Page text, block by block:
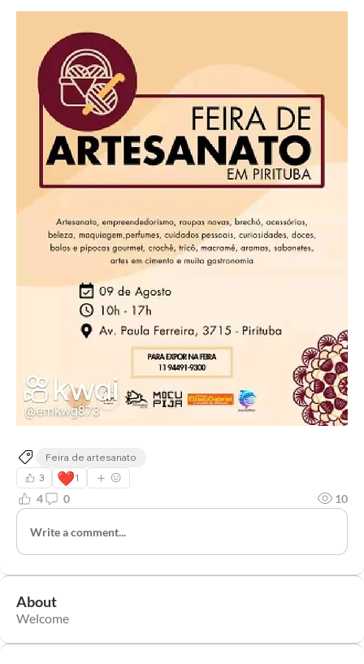
Feira de artesanato
3
❤️1
4 0 10
Write a comment...
About
Welcome